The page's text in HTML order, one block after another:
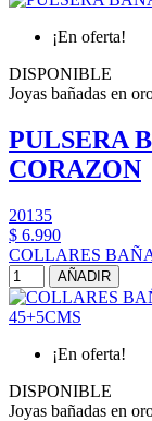
¡En oferta!
DISPONIBLE
Joyas bañadas en
PULSERA
CORAZON
20135
$ 6.990
COLLARES
AÑADIR
¡En oferta!
DISPONIBLE
Joyas bañadas en